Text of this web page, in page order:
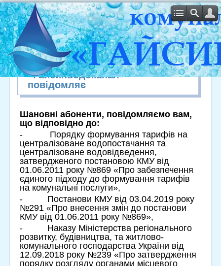
Комунальне підприємство
«Гайсинводоканал»
повідомляє
Шановні абоненти, повідомляємо вам,
що відповідно до:
- Порядку формування тарифів на
централізоване водопостачання та
централізоване водовідведення,
затвердженого постановою КМУ від
01.06.2011 року №869 «Про забезпечення
єдиного підходу до формування тарифів
на комунальні послуги»,
- Постанови КМУ від 03.04.2019 року
№291 «Про внесення змін до постанови
КМУ від 01.06.2011 року №869»,
- Наказу Міністерства регіонального
розвитку, будівництва, та житлово-
комунального господарства України від
12.09.2018 року №239 «Про затвердження
порядку розгляду органами місцевого